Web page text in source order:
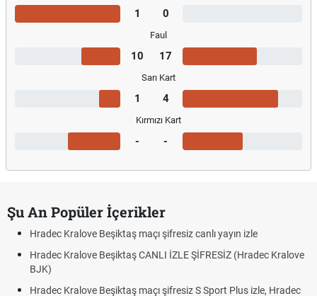
1 0
Faul
10 17
Sarı Kart
1 4
Kırmızı Kart
- -
Şu An Popüler İçerikler
Hradec Kralove Beşiktaş maçı şifresiz canlı yayın izle
Hradec Kralove Beşiktaş CANLI İZLE ŞİFRESİZ (Hradec Kralove
BJK)
Hradec Kralove Beşiktaş maçı şifresiz S Sport Plus izle, Hradec